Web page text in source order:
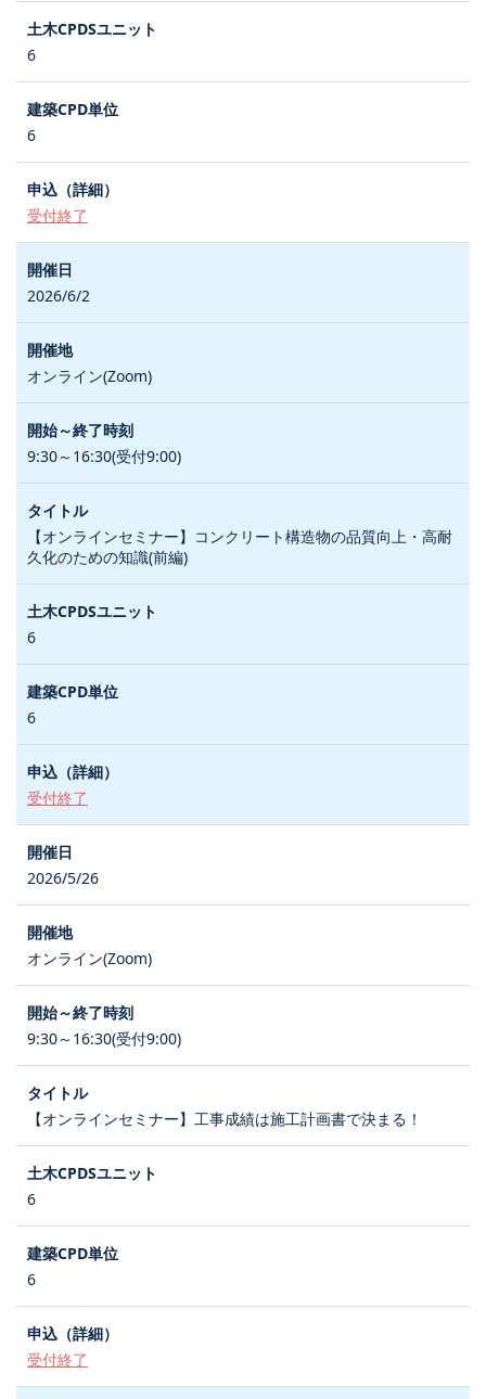
6
6
受付終了
2026/6/2
オンライン(Zoom)
9:30～16:30(受付9:00)
【オンラインセミナー】コンクリート構造物の品質向上・高耐
久化のための知識(前編)
6
6
受付終了
2026/5/26
オンライン(Zoom)
9:30～16:30(受付9:00)
【オンラインセミナー】工事成績は施工計画書で決まる！
6
6
受付終了